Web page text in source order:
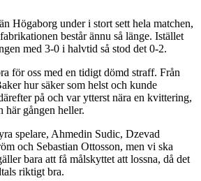
Högaborg under i stort sett hela matchen,
består ännu så länge. Istället
med 3-0 i halvtid så stod det 0-2.
för oss med en tidigt dömd straff. Från
hur säker som helst och kunde
på och var ytterst nära en kvittering,
här gången heller.
spelare, Ahmedin Sudic, Dzevad
och Sebastian Ottosson, men vi ska
bara att få målskyttet att lossna, då det
riktigt bra.